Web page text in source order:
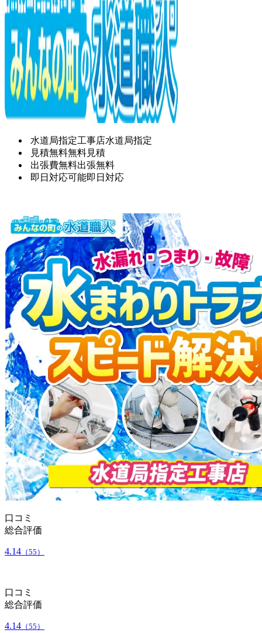
水道局指定工事店水道局指定
見積無料無料見積
出張費無料出張無料
即日対応可能即日対応
口コミ
総合評価
4.14 （55）
口コミ
総合評価
4.14 （55）